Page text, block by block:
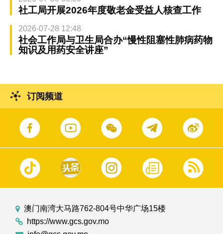
社工局开展2026年度敬老金受益人核查工作
2026-07-28 12:48
社会工作局与卫生局合办“慢性阻塞性肺病药物
知识及用药安全讲座”
订阅频道
澳门南湾大马路762-804号中华广场15楼
https://www.gcs.gov.mo